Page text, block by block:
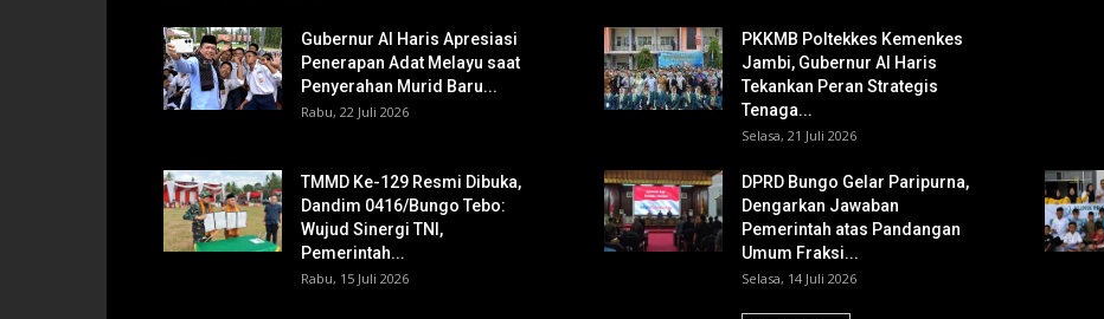
Gubernur Al Haris Apresiasi
Penerapan Adat Melayu saat
Penyerahan Murid Baru...
Rabu, 22 Juli 2026
PKKMB Poltekkes Kemenkes
Jambi, Gubernur Al Haris
Tekankan Peran Strategis
Tenaga...
Selasa, 21 Juli 2026
TMMD Ke-129 Resmi Dibuka,
Dandim 0416/Bungo Tebo:
Wujud Sinergi TNI,
Pemerintah...
Rabu, 15 Juli 2026
DPRD Bungo Gelar Paripurna,
Dengarkan Jawaban
Pemerintah atas Pandangan
Umum Fraksi...
Selasa, 14 Juli 2026